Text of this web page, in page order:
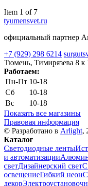
Item 1 of 7
tyumensvet.ru
официальный партнер
+7 (929) 298 6214
Тюмень, Тимирязева 8 к
Работаем:
Пн-Пт 10-18
Сб
10-18
Вс
10-18
Показать все магазины
Правовая информация
© Разработано в Arlight,
Каталог
Светодиодные ленты
и автоматизации
светДизайнерский свет
освещениеГибкий неон
декор